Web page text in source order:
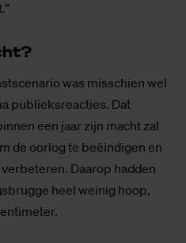
was misschien wel
publieksreacties. Dat
een jaar zijn macht zal
de oorlog te beëindigen en
Daarop hadden
heel weinig hoop,